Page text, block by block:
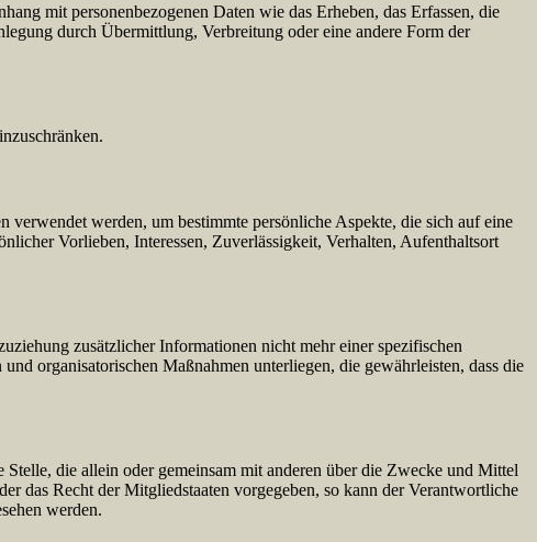
mit personenbezogenen Daten wie das Erheben, das Erfassen, die
durch Übermittlung, Verbreitung oder eine andere Form der
verwendet werden, um bestimmte persönliche Aspekte, die sich auf eine
Vorlieben, Interessen, Zuverlässigkeit, Verhalten, Aufenthaltsort
zusätzlicher Informationen nicht mehr einer spezifischen
organisatorischen Maßnahmen unterliegen, die gewährleisten, dass die
die allein oder gemeinsam mit anderen über die Zwecke und Mittel
das Recht der Mitgliedstaaten vorgegeben, so kann der Verantwortliche
werden.